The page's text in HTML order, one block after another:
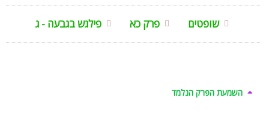
שופטים פרק כא פילגש בגבעה - ג
השמעת הפרק הנלמד